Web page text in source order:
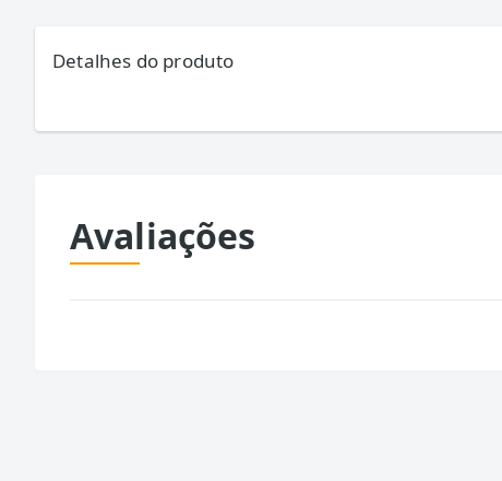
Detalhes do produto
Avaliações